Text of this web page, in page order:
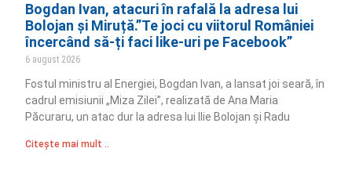
Bogdan Ivan, atacuri în rafală la adresa lui
Bolojan și Miruță.”Te joci cu viitorul României
încercând să-ți faci like-uri pe Facebook”
6 august 2026
Fostul ministru al Energiei, Bogdan Ivan, a lansat joi seară, în
cadrul emisiunii „Miza Zilei”, realizată de Ana Maria
Păcuraru, un atac dur la adresa lui Ilie Bolojan și Radu
Citește mai mult ..